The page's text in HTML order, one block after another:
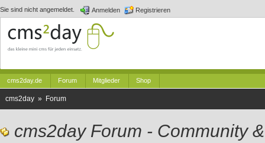
Sie sind nicht angemeldet. Anmelden Registrieren
cms2day.de Forum Mitglieder Shop
cms2day » Forum
cms2day Forum - Community